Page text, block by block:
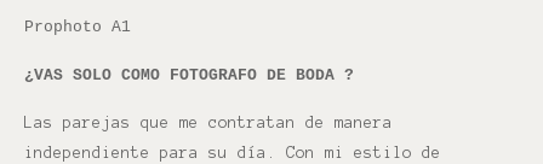
Prophoto A1
¿VAS SOLO COMO FOTOGRAFO DE BODA ?
Las parejas que me contratan de manera
independiente para su día. Con mi estilo de